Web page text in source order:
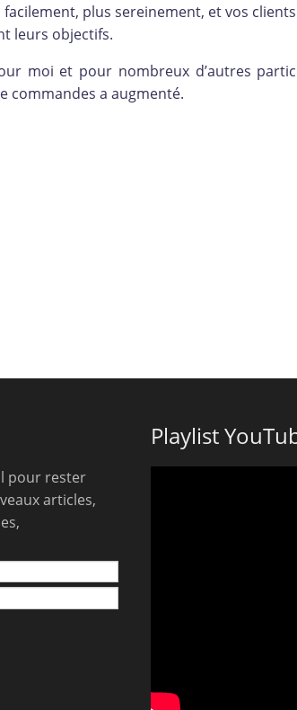
plus sereinement, et vos
leurs objectifs.
moi et pour nombreux d’autres
commandes a augmenté.
pour rester
articles,
Playlist